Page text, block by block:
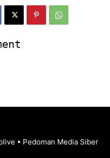
• Pedoman Media Siber